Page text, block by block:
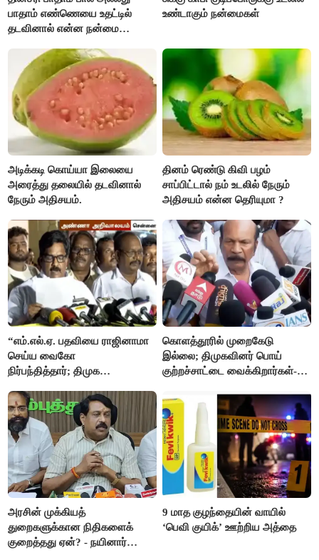
பாதாம் எண்ணெயை உதட்டில்
தடவினால் என்ன நன்மை
உண்டாகும் நன்மைகள்
அடிக்கடி கொய்யா இலையை
அரைத்து தலையில் தடவினால்
நேரும் அதிசயம்.
தினம் ரெண்டு கிவி பழம்
சாப்பிட்டால் நம் உடலில் நேரும்
அதிசயம் என்ன தெரியுமா ?
“எம்.எல்.ஏ. பதவியை ராஜினாமா
செய்ய வைகோ
நிர்பந்தித்தார்; திமுக
தொடர்கிறோம்”- மதிமுக
எம்.எல்.ஏக்கள் பரபரப்பு பேட்டி
கொளத்தூரில் முறைகேடு
இல்லை; திமுகவினர் பொய்
குற்றச்சாட்டை வைக்கிறார்கள்-
அரசின் முக்கியத்
துறைகளுக்கான நிதிகளைக்
குறைத்தது ஏன்? - நயினார்
9 மாத குழந்தையின் வாயில்
‘பெவி குயிக்’ ஊற்றிய அத்தை